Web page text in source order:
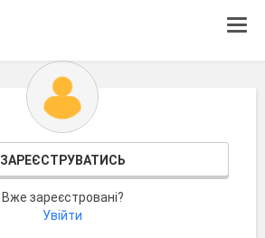
ЗАРЕЄСТРУВАТИСЬ
Вже зареєстровані?
Увійти